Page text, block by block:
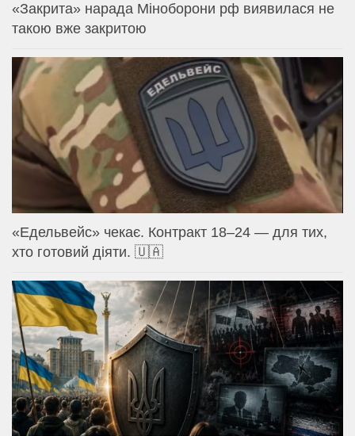
«Закрита» нарада Міноборони рф виявилася не
такою вже закритою
«Едельвейс» чекає. Контракт 18–24 — для тих,
хто готовий діяти. 🇺🇦